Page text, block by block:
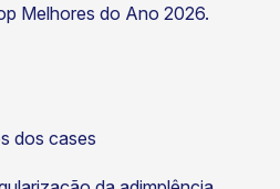
Melhores do Ano 2026.
dos cases